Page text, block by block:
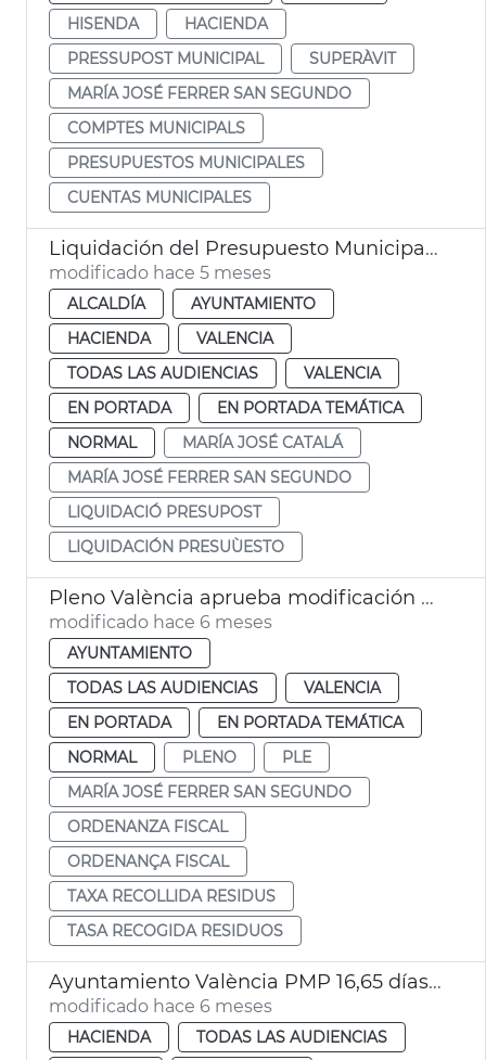
HISENDA
HACIENDA
PRESSUPOST MUNICIPAL
SUPERÀVIT
MARÍA JOSÉ FERRER SAN SEGUNDO
COMPTES MUNICIPALS
PRESUPUESTOS MUNICIPALES
CUENTAS MUNICIPALES
Liquidación del Presupuesto Municipal 2025 València
modificado hace 5 meses
ALCALDÍA
AYUNTAMIENTO
HACIENDA
VALENCIA
TODAS LAS AUDIENCIAS
VALENCIA
EN PORTADA
EN PORTADA TEMÁTICA
NORMAL
MARÍA JOSÉ CATALÁ
MARÍA JOSÉ FERRER SAN SEGUNDO
LIQUIDACIÓ PRESUPOST
LIQUIDACIÓN PRESUÙESTO
Pleno València aprueba modificación ordenanza tasa recogida residuos
modificado hace 6 meses
AYUNTAMIENTO
TODAS LAS AUDIENCIAS
VALENCIA
EN PORTADA
EN PORTADA TEMÁTICA
NORMAL
PLENO
PLE
MARÍA JOSÉ FERRER SAN SEGUNDO
ORDENANZA FISCAL
ORDENANÇA FISCAL
TAXA RECOLLIDA RESIDUS
TASA RECOGIDA RESIDUOS
Ayuntamiento València PMP 16,65 días diciembre 2025
modificado hace 6 meses
HACIENDA
TODAS LAS AUDIENCIAS